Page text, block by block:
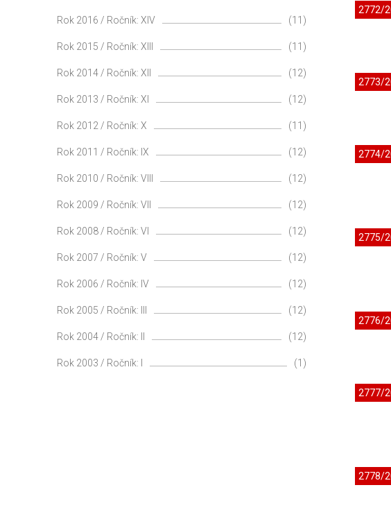
2772/
2773/
2774/
2775/
2776/
2777/
2778/
Rok 2016 / Ročník: XIV (11)
Rok 2015 / Ročník: XIII (11)
Rok 2014 / Ročník: XII (12)
Rok 2013 / Ročník: XI (12)
Rok 2012 / Ročník: X (11)
Rok 2011 / Ročník: IX (12)
Rok 2010 / Ročník: VIII (12)
Rok 2009 / Ročník: VII (12)
Rok 2008 / Ročník: VI (12)
Rok 2007 / Ročník: V (12)
Rok 2006 / Ročník: IV (12)
Rok 2005 / Ročník: III (12)
Rok 2004 / Ročník: II (12)
Rok 2003 / Ročník: I (1)